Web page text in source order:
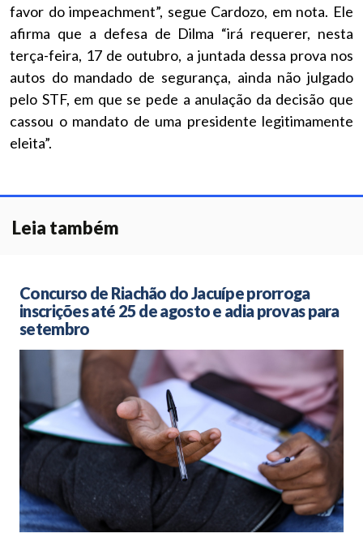
favor do impeachment”, segue Cardozo, em nota. Ele
afirma que a defesa de Dilma “irá requerer, nesta
terça-feira, 17 de outubro, a juntada dessa prova nos
autos do mandado de segurança, ainda não julgado
pelo STF, em que se pede a anulação da decisão que
cassou o mandato de uma presidente legitimamente
eleita”.
Leia também
Concurso de Riachão do Jacuípe prorroga
inscrições até 25 de agosto e adia provas para
setembro